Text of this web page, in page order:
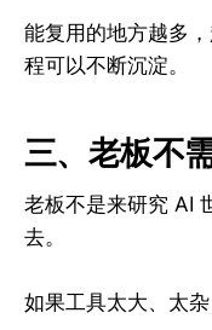
能复用的地方越多
程可以不断沉淀。
三、老板不
老板不是来研究 AI
去。
如果工具太大、太